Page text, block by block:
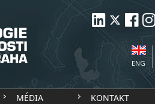
ENG
MÉDIA KONTAKT